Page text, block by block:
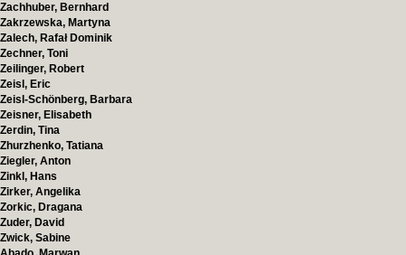
Zachhuber, Bernhard
Zakrzewska, Martyna
Zalech, Rafał Dominik
Zechner, Toni
Zeilinger, Robert
Zeisl, Eric
Zeisl-Schönberg, Barbara
Zeisner, Elisabeth
Zerdin, Tina
Zhurzhenko, Tatiana
Ziegler, Anton
Zinkl, Hans
Zirker, Angelika
Zorkic, Dragana
Zuder, David
Zwick, Sabine